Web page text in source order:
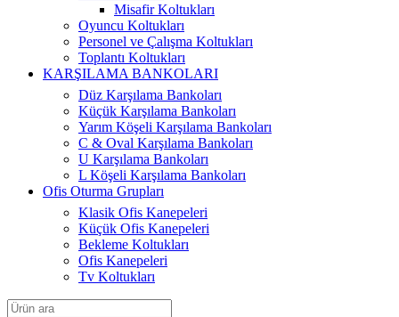
Misafir Koltukları
Oyuncu Koltukları
Personel ve Çalışma Koltukları
Toplantı Koltukları
KARŞILAMA BANKOLARI
Düz Karşılama Bankoları
Küçük Karşılama Bankoları
Yarım Köşeli Karşılama Bankoları
C & Oval Karşılama Bankoları
U Karşılama Bankoları
L Köşeli Karşılama Bankoları
Ofis Oturma Grupları
Klasik Ofis Kanepeleri
Küçük Ofis Kanepeleri
Bekleme Koltukları
Ofis Kanepeleri
Tv Koltukları